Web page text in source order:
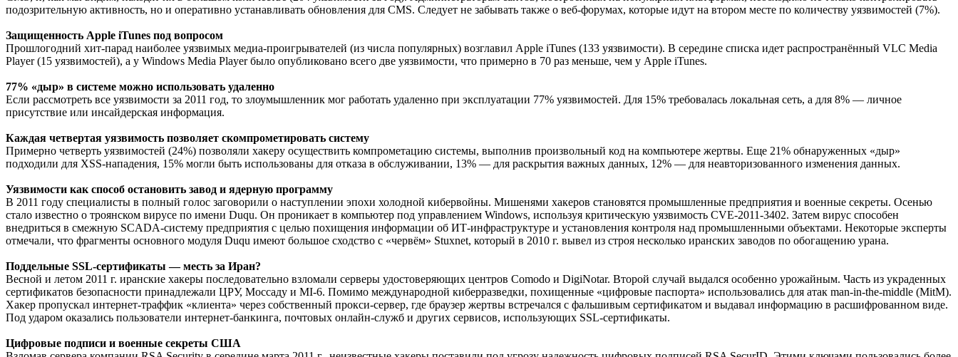
подозрительную активность, но и оперативно устанавливать обновления для CMS. Следует не забывать также о веб-форумах, которые идут на втором месте по количеству уязвимостей (7%).
Защищенность Apple iTunes под вопросом
Прошлогодний хит-парад наиболее уязвимых медиа-проигрывателей (из числа популярных) возглавил Apple iTunes (133 уязвимости). В середине списка идет распространённый VLC Media
Player (15 уязвимостей), а у Windows Media Player было опубликовано всего две уязвимости, что примерно в 70 раз меньше, чем у Apple iTunes.
77% «дыр» в системе можно использовать удаленно
Если рассмотреть все уязвимости за 2011 год, то злоумышленник мог работать удаленно при эксплуатации 77% уязвимостей. Для 15% требовалась локальная сеть, а для 8% — личное
присутствие или инсайдерская информация.
Каждая четвертая уязвимость позволяет скомпрометировать систему
Примерно четверть уязвимостей (24%) позволяли хакеру осуществить компрометацию системы, выполнив произвольный код на компьютере жертвы. Еще 21% обнаруженных «дыр»
подходили для XSS-нападения, 15% могли быть использованы для отказа в обслуживании, 13% — для раскрытия важных данных, 12% — для неавторизованного изменения данных.
Уязвимости как способ остановить завод и ядерную программу
В 2011 году специалисты в полный голос заговорили о наступлении эпохи холодной кибервойны. Мишенями хакеров становятся промышленные предприятия и военные секреты. Осенью
стало известно о троянском вирусе по имени Duqu. Он проникает в компьютер под управлением Windows, используя критическую уязвимость CVE-2011-3402. Затем вирус способен
внедриться в смежную SCADA-систему предприятия с целью похищения информации об ИТ-инфраструктуре и установления контроля над промышленными объектами. Некоторые эксперты
отмечали, что фрагменты основного модуля Duqu имеют большое сходство с «червём» Stuxnet, который в 2010 г. вывел из строя несколько иранских заводов по обогащению урана.
Поддельные SSL-сертификаты — месть за Иран?
Весной и летом 2011 г. иранские хакеры последовательно взломали серверы удостоверяющих центров Comodo и DigiNotar. Второй случай выдался особенно урожайным. Часть из украденных
сертификатов безопасности принадлежали ЦРУ, Моссаду и MI-6. Помимо международной киберразведки, похищенные «цифровые паспорта» использовались для атак man-in-the-middle (MitM).
Хакер пропускал интернет-траффик «клиента» через собственный прокси-сервер, где браузер жертвы встречался с фальшивым сертификатом и выдавал информацию в расшифрованном виде.
Под ударом оказались пользователи интернет-банкинга, почтовых онлайн-служб и других сервисов, использующих SSL-сертификаты.
Цифровые подписи и военные секреты США